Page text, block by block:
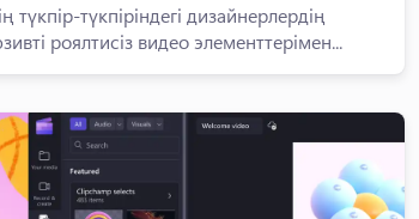
түкпір-түкпіріндегі дизайнерлердің
роялтисіз видео элементтерімен...